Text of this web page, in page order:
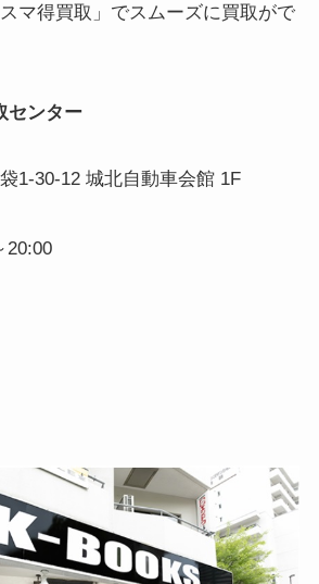
マ得買取」でスムーズに買取がで
センター
1-30-12 城北自動車会館 1F
20:00